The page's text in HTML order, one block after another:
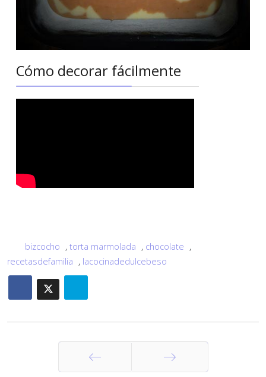
Cómo decorar fácilmente
bizcocho , torta marmolada , chocolate ,
recetasdefamilia , lacocinadedulcebeso